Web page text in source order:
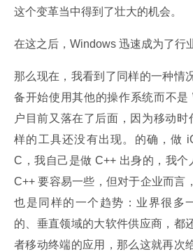
这个变革当中得到了壮大的机会。
在这之后，Windows 迅速成为了行
那么现在，我看到了同样的一种情
备开始使用其他的操作系统而不是
户目前又落在了后面，因为移动时
样的工具还没有出现。的确，做
C，我自己是做 C++ 出身的，我个
C++ 要容易一些，但对于企业而言
也是同样的一个趋势：业界很多
的、垂直领域的大软件供应商，都
者移动终端的应用，那么这就再次